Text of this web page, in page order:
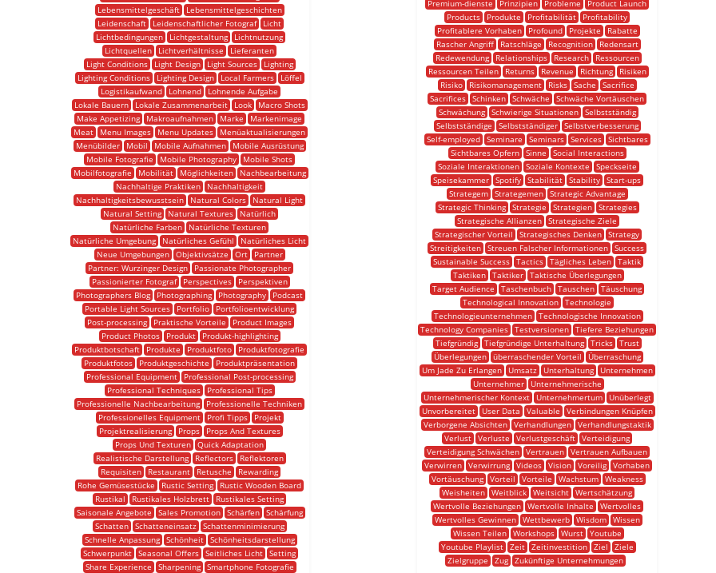
Lebensmittelgeschäft
Lebensmittelgeschichten
Leidenschaft
Leidenschaftlicher Fotograf
Licht
Lichtbedingungen
Lichtgestaltung
Lichtnutzung
Lichtquellen
Lichtverhältnisse
Lieferanten
Light Conditions
Light Design Light Sources
Lighting
Lighting Conditions
Lighting Design Local Farmers
Löffel
Logistikaufwand
Lohnend
Lohnende Aufgabe
Lokale Bauern
Lokale Zusammenarbeit Look
Macro Shots
Make Appetizing
Makroaufnahmen Marke
Markenimage
Meat
Menu Images Menu Updates
Menüaktualisierungen
Menübilder
Mobil Mobile Aufnahmen
Mobile Ausrüstung
Mobile Fotografie
Mobile Photography
Mobile Shots
Mobilfotografie
Mobilität Möglichkeiten
Nachbearbeitung
Nachhaltige Praktiken
Nachhaltigkeit
Nachhaltigkeitsbewusstsein
Natural Colors
Natural Light
Natural Setting
Natural Textures
Natürlich
Natürliche Farben
Natürliche Texturen
Natürliche Umgebung
Natürliches Gefühl
Natürliches Licht
Neue Umgebungen
Objektivsätze Ort
Partner
Partner: Wurzinger Design
Passionate Photographer
Passionierter Fotograf
Perspectives
Perspektiven
Photographers Blog
Photographing Photography
Podcast
Portable Light Sources
Portfolio
Portfolioentwicklung
Post-processing
Praktische Vorteile
Product Images
Product Photos
Produkt
Produkt-highlighting
Produktbotschaft
Produkte Produktfoto
Produktfotografie
Produktfotos
Produktgeschichte
Produktpräsentation
Professional Equipment
Professional Post-processing
Professional Techniques
Professional Tips
Professionelle Nachbearbeitung
Professionelle Techniken
Professionelles Equipment
Profi Tipps
Projekt
Projektrealisierung
Props
Props And Textures
Props Und Texturen Quick Adaptation
Realistische Darstellung
Reflectors
Reflektoren
Requisiten
Restaurant Retusche
Rewarding
Rohe Gemüsestücke
Rustic Setting
Rustic Wooden Board
Rustikal
Rustikales Holzbrett
Rustikales Setting
Saisonale Angebote
Sales Promotion Schärfen
Schärfung
Schatten
Schatteneinsatz
Schattenminimierung
Schnelle Anpassung
Schönheit
Schönheitsdarstellung
Schwerpunkt Seasonal Offers Seitliches Licht Setting
Share Experience
Sharpening
Smartphone Fotografie
Premium-dienste
Prinzipien Probleme
Product Launch
Products
Produkte Profitabilität
Profitability
Profitablere Vorhaben
Profound Projekte
Rabatte
Rascher Angriff
Ratschläge Recognition
Redensart
Redewendung
Relationships Research
Ressourcen
Ressourcen Teilen
Returns Revenue Richtung
Risiken
Risiko
Risikomanagement Risks Sache
Sacrifice
Sacrifices Schinken Schwäche
Schwäche Vortäuschen
Schwächung
Schwierige Situationen
Selbstständig
Selbstständige
Selbstständiger
Selbstverbesserung
Self-employed
Seminare Seminars Services
Sichtbares
Sichtbares Opfern
Sinne
Social Interactions
Soziale Interaktionen
Soziale Kontexte
Speckseite
Speisekammer Spotify Stabilität Stability Start-ups
Strategem
Strategemen
Strategic Advantage
Strategic Thinking
Strategie Strategien
Strategies
Strategische Allianzen Strategische Ziele
Strategischer Vorteil
Strategisches Denken Strategy
Streitigkeiten Streuen Falscher Informationen Success
Sustainable Success Tactics Tägliches Leben Taktik
Taktiken
Taktiker
Taktische Überlegungen
Target Audience
Taschenbuch Tauschen Täuschung
Technological Innovation Technologie
Technologieunternehmen
Technologische Innovation
Technology Companies Testversionen Tiefere Beziehungen
Tiefgründig
Tiefgründige Unterhaltung Tricks
Trust
Überlegungen
überraschender Vorteil
Überraschung
Um Jade Zu Erlangen
Umsatz Unterhaltung
Unternehmen
Unternehmer
Unternehmerische
Unternehmerischer Kontext
Unternehmertum
Unüberlegt
Unvorbereitet
User Data Valuable
Verbindungen Knüpfen
Verborgene Absichten
Verhandlungen
Verhandlungstaktik
Verlust Verluste Verlustgeschäft Verteidigung
Verteidigung Schwächen Vertrauen Vertrauen Aufbauen
Verwirren Verwirrung Videos Vision Voreilig Vorhaben
Vortäuschung
Vorteil Vorteile Wachstum
Weakness
Weisheiten Weitblick Weitsicht Wertschätzung
Wertvolle Beziehungen Wertvolle Inhalte
Wertvolles
Wertvolles Gewinnen
Wettbewerb Wisdom
Wissen
Wissen Teilen
Workshops Wurst
Youtube
Youtube Playlist
Zeit Zeitinvestition Ziel
Ziele
Zielgruppe
Zug Zukünftige Unternehmungen